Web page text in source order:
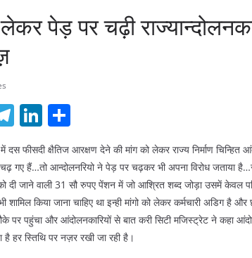
पेड़ पर चढ़ी
T
el
e
gr
a
m
Li
n
k
e
dI
n
ar
e
फीसदी क्षैतिज आरक्षण देने की मांग को लेकर राज्य निर्माण चिन्हित
गए हैं…तो आन्दोलनरियो ने पेड़ पर चढ़कर भी अपना विरोध जताया
दी जाने वाली 31 सौ रुपए पेंशन में जो आश्रित शब्द जोड़ा उसमें केवल
शामिल किया जाना चाहिए था इन्ही मांगो को लेकर कर्मचारी अडिग है
पर पहुंचा और आंदोलनकारियों से बात करी सिटी मजिस्ट्रेट ने कहा
है हर स्तिथि पर नज़र रखी जा रही है।